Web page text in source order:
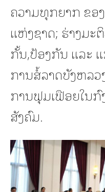
ຄວາມທຸກຍາກ ຂອ
ແຫ່ງຊາດ; ຮ່າງມະ
ກັ້ນ,ປ້ອງກັນ ແລະ
ການສໍ້ລາດບັງຫລ
ການຟຸມເຟືອຍໃນກົ
ສັງຄົມ.